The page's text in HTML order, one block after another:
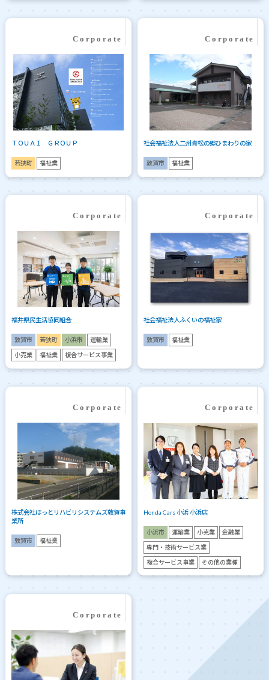
ＴＯＵＡＩ ＧＲＯＵＰ
若狭町 福祉業
社会福祉法人二州青松の郷ひまわりの家
敦賀市 福祉業
福井県民生活協同組合
敦賀市 若狭町 小浜市 運輸業
小売業 福祉業 複合サービス事業
社会福祉法人ふくいの福祉家
敦賀市 福祉業
株式会社ほっとリハビリシステムズ敦賀事
業所
敦賀市 福祉業
Honda Cars 小浜 小浜店
小浜市 運輸業 小売業 金融業
専門・技術サービス業
複合サービス事業 その他の業種